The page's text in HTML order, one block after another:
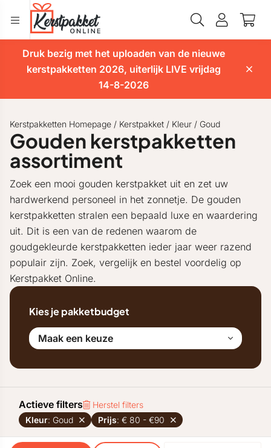
Druk bezig met het uploaden van de nieuwe
kerstpakketten 2026, uiterlijk LIVE vrijdag
14-8-2026
Kerstpakketten Homepage / Kerstpakket / Kleur / Goud
Gouden kerstpakketten
assortiment
Zoek een mooi gouden kerstpakket uit en zet uw
hardwerkend personeel in het zonnetje. De gouden
kerstpakketten stralen een bepaald luxe en waardering
uit. Dit is een van de redenen waarom de
goudgekleurde kerstpakketten ieder jaar weer razend
populair zijn. Zoek, vergelijk en bestel voordelig op
Kerstpakket Online.
Kies je pakketbudget
Maak een keuze
Actieve filters
Herstel filters
Kleur: Goud Prijs: € 80 - €90